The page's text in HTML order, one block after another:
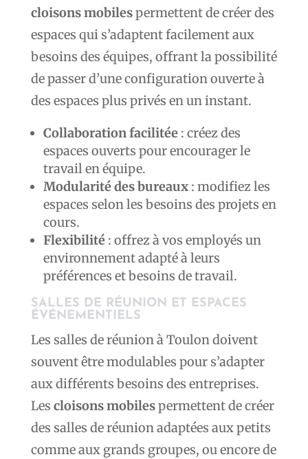
cloisons mobilespermettent de créer des
espaces qui s’adaptent facilement aux
besoins des équipes, offrant la possibilité
de passer d’une configuration ouverte à
des espaces plus privés en un instant.
Collaboration facilitée : créez des
espaces ouverts pour encourager le
travail en équipe.
Modularité des bureaux: modifiez les
espaces selon les besoins des projets en
cours.
Flexibilité : offrez à vos employés un
environnement adapté à leurs
préférences et besoins de travail.
SALLES DE RÉUNION ET ESPACES
ÉVÉNEMENTIELS
Les salles de réunion à Toulon doivent
souvent être modulables pour s’adapter
aux différents besoins des entreprises.
Les cloisons mobilespermettent de créer
des salles de réunion adaptées aux petits
comme aux grands groupes, ou encore de